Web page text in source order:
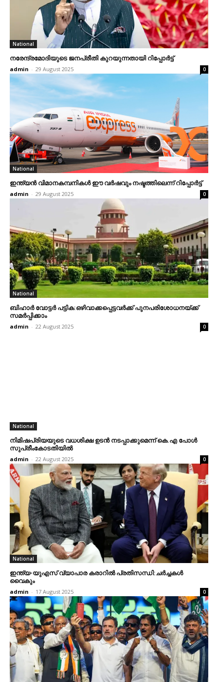
National
നരേന്ദ്രമോദിയുടെ ജനപ്രീതി കുറയുന്നതായി റിപ്പോര്‍ട്ട്‌
admin - 29 August 2025 0
National
ഇന്ത്യന്‍ വിമാനകമ്പനികള്‍ ഈ വര്‍ഷവും നഷ്ടത്തിലെന്ന് റിപ്പോര്‍ട്ട്‌
admin - 29 August 2025 0
National
ബിഹാര്‍ വോട്ടര്‍ പട്ടിക:ഒഴിവാക്കപ്പെട്ടവര്‍ക്ക് പുനപരിശോധനയ്ക്ക്
സമര്‍പ്പിക്കാം
admin - 22 August 2025 0
National
നിമിഷപ്രിയയുടെ വധശിക്ഷ ഉടന്‍ നടപ്പാക്കുമെന്ന് കെ.എ പോള്‍
സുപ്രീംകോടതിയില്‍
admin - 22 August 2025 0
National
ഇന്ത്യ-യുഎസ് വ്യാപാര കരാറില്‍ പ്രതിസന്ധി:ചര്‍ച്ചകള്‍
വൈകും
admin - 17 August 2025 0